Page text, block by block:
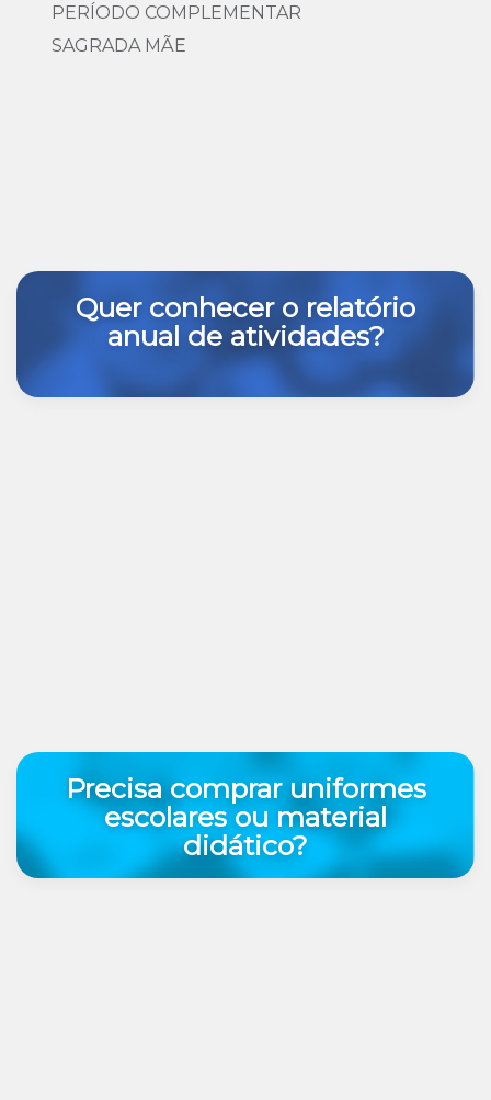
PERÍODO COMPLEMENTAR
SAGRADA MÃE
Quer conhecer o relatório
anual de atividades?
Precisa comprar uniformes
escolares ou material
didático?